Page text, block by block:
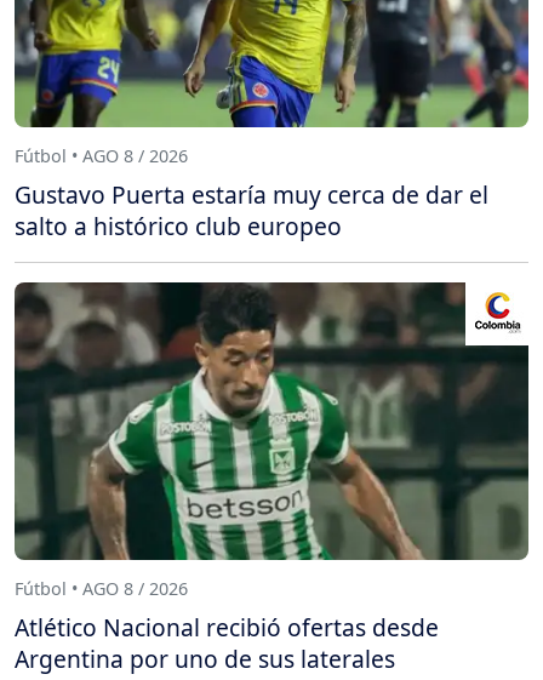
Fútbol • AGO 8 / 2026
Gustavo Puerta estaría muy cerca de dar el
salto a histórico club europeo
Fútbol • AGO 8 / 2026
Atlético Nacional recibió ofertas desde
Argentina por uno de sus laterales